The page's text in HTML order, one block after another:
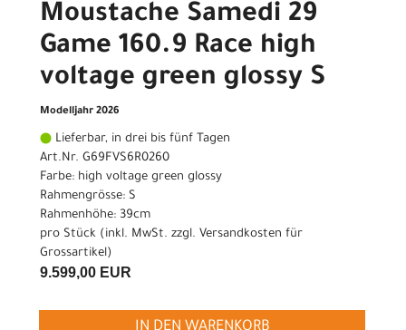
Moustache Samedi 29
Game 160.9 Race high
voltage green glossy S
Modelljahr 2026
Lieferbar, in drei bis fünf Tagen
Art.Nr. G69FVS6R0260
Farbe: high voltage green glossy
Rahmengrösse: S
Rahmenhöhe: 39cm
pro Stück (inkl. MwSt. zzgl. Versandkosten für
Grossartikel)
9.599,00 EUR